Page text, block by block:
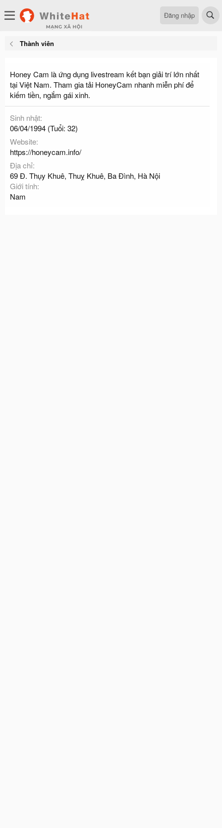
Đăng nhập
Thành viên
Honey Cam là ứng dụng livestream kết bạn giải trí lớn nhất
tại Việt Nam. Tham gia tải HoneyCam nhanh miễn phí để
kiếm tiền, ngắm gái xinh.
Sinh nhật
06/04/1994 (Tuổi: 32)
Website
https://honeycam.info/
Địa chỉ
69 Đ. Thụy Khuê, Thuỵ Khuê, Ba Đình, Hà Nội
Giới tính
Nam